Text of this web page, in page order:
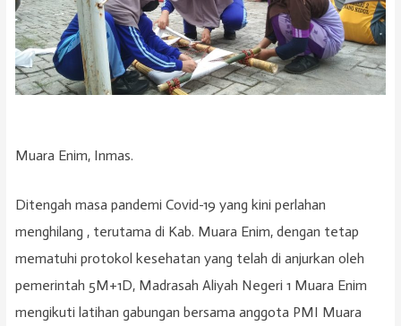
Muara Enim, Inmas.
Ditengah masa pandemi Covid-19 yang kini perlahan
menghilang , terutama di Kab. Muara Enim, dengan tetap
mematuhi protokol kesehatan yang telah di anjurkan oleh
pemerintah 5M+1D, Madrasah Aliyah Negeri 1 Muara Enim
mengikuti latihan gabungan bersama anggota PMI Muara